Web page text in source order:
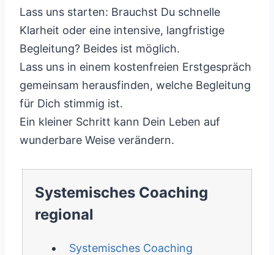
Lass uns starten: Brauchst Du schnelle
Klarheit oder eine intensive, langfristige
Begleitung? Beides ist möglich.
Lass uns in einem kostenfreien Erstgespräch
gemeinsam herausfinden, welche Begleitung
für Dich stimmig ist.
Ein kleiner Schritt kann Dein Leben auf
wunderbare Weise verändern.
Systemisches Coaching
regional
Systemisches Coaching